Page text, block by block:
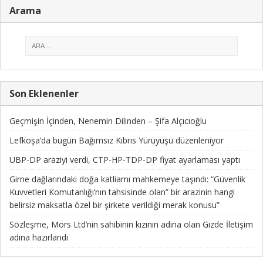
Arama
Son Eklenenler
Geçmişin İçinden, Nenemin Dilinden – Şifa Alçıcıoğlu
Lefkoşa’da bugün Bağımsız Kıbrıs Yürüyüşü düzenleniyor
UBP-DP araziyi verdi, CTP-HP-TDP-DP fiyat ayarlaması yaptı
Girne dağlarındaki doğa katliamı mahkemeye taşındı: “Güvenlik
Kuvvetleri Komutanlığı’nın tahsisinde olan” bir arazinin hangi
belirsiz maksatla özel bir şirkete verildiği merak konusu”
Sözleşme, Mors Ltd’nin sahibinin kızının adına olan Gizde İletişim
adına hazırlandı